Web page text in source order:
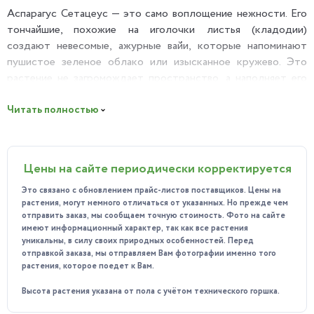
Аспарагус Сетацеус — это само воплощение нежности. Его
тончайшие, похожие на иголочки листья (кладодии)
создают невесомые, ажурные вайи, которые напоминают
пушистое зеленое облако или изысканное кружево. Это
Почему вы полюбите Аспарагус?
Несмотря на сходство с иголками, его зелень
невероятно мягкая и шелковистая на ощупь. Это
идеальное растение-антистресс.
Эффект «Soft Focus»: Размещенный в комнате,
Аспарагус смягчает строгие линии интерьера, делая
обстановку более уютной и домашней.
Быстрый рост: Это очень активное растение. Вы с
новые длинные побеги, которые со временем начинают
Читать полностью
Цены на сайте периодически корректируется
Это связано с обновлением прайс-листов поставщиков. Цены на
растения, могут немного отличаться от указанных. Но прежде чем
отправить заказ, мы сообщаем точную стоимость. Фото на сайте
имеют информационный характер, так как все растения
уникальны, в силу своих природных особенностей. Перед
отправкой заказа, мы отправляем Вам фотографии именно того
растения, которое поедет к Вам.
Высота растения указана от пола с учётом технического горшка.